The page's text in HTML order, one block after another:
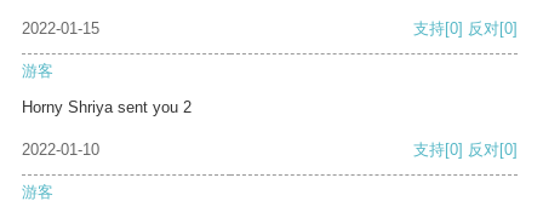
2022-01-15 支持[0] 反对[0]
游客
Horny Shriya sent you 2
2022-01-10 支持[0] 反对[0]
游客